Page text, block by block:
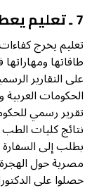
7 ـ تعليم يعطل الكفاءات
تعليم يخرج
طاقاتها
على التقارير
الحكومات العربية
تقرير رسمي
بطلب إلى السفارة
حصلوا على